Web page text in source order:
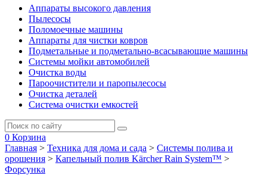
Аппараты высокого давления
Пылесосы
Поломоечные машины
Аппараты для чистки ковров
Подметальные и подметально-всасывающие машины
Системы мойки автомобилей
Очистка воды
Пароочистители и паропылесосы
Очистка деталей
Система очистки емкостей
0 Корзина
Главная > Техника для дома и сада > Системы полива и
орошения > Капельный полив Kärcher Rain System™ >
Форсунка